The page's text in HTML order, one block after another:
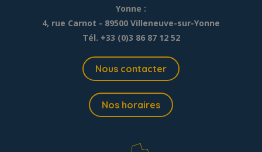
Yonne :
4, rue Carnot - 89500 Villeneuve-sur-Yonne
Tél. +33 (0)3 86 87 12 52
Nous contacter
Nos horaires